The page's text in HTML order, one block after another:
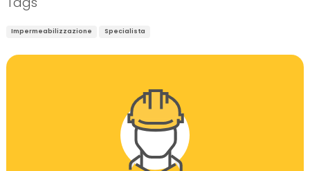
Impermeabilizzazione Specialista